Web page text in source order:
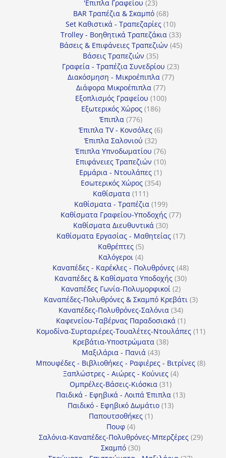
προϊόντα
'Επιπλα Γραφείου 2323
προϊόντα
BAR Τραπέζια & Σκαμπό 6868
προϊόντα
Set Καθιστικά - Τραπεζαρίες 1010
προϊόντα
Trolley - Βοηθητικά Τραπεζάκια 3333
προϊόντα
Βάσεις & Επιφάνειες Τραπεζιών 4545
Βάσεις Τραπεζιών 3535
προϊόντα
Γραφεία - Τραπέζια Συνεδρίου 2323
Διακόσμηση - Μικροέπιπλα 7777
Διάφορα Μικροέπιπλα 7777
προϊόντα
Εξοπλισμός Γραφείου 100100
Εξωτερικός Χώρος 186186
Έπιπλα 776776
προϊόντα
Έπιπλα TV - Κονσόλες 66
Έπιπλα Σαλονιού 3232
προϊόντα
Έπιπλα Υπνοδωματίου 7676
προϊόντα
Επιφάνειες Τραπεζιών 1010
Ερμάρια - Ντουλάπες 11
προϊόν
Εσωτερικός Χώρος 354354
Καθίσματα 111111
προϊόντα
Καθίσματα - Τραπέζια 199199
προϊόντα
Καθίσματα Γραφείου-Υποδοχής 7777
Καθίσματα Διευθυντικά 3030
προϊόντα
Καθίσματα Εργασίας - Μαθητείας 1717
Καθρέπτες 55
προϊόντα
Καλόγεροι 44
προϊόντα
Καναπέδες - Καρέκλες - Πολυθρόνες 4848
προϊόντα
Καναπέδες & Καθίσματα Υποδοχής 3030
Καναπέδες Γωνία-Πολυμορφικοί 22
προϊόντα
Καναπέδες-Πολυθρόνες & Σκαμπό Κρεβάτι 33
Καναπέδες-Πολυθρόνες-Σαλόνια 3434
προϊόντα
Καφενείου-Ταβέρνας Παραδοσιακά 11
προϊόν
Κομοδίνα-Συρταριέρες-Τουαλέτες-Ντουλάπες 1111
Κρεβάτια-Υποστρώματα 3838
Μαξιλάρια - Πανιά 4343
προϊόντα
Μπουφέδες - Βιβλιοθήκες - Ραφιέρες - Βιτρίνες 88
Ξαπλώστρες - Αιώρες - Κούνιες 44
Ομπρέλες-Βάσεις-Κιόσκια 3131
προϊόντα
Παιδικά - Εφηβικά - Λοιπά Έπιπλα 1313
Παιδικό - Εφηβικό Δωμάτιο 1313
Παπουτσοθήκες 11
Πουφ 44
προϊόντα
Σαλόνια-Καναπέδες-Πολυθρόνες-Μπερζέρες 2929
Σκαμπό 3030